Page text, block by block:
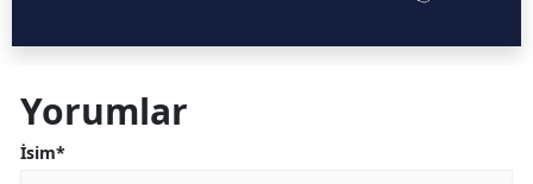
Yorumlar
İsim*